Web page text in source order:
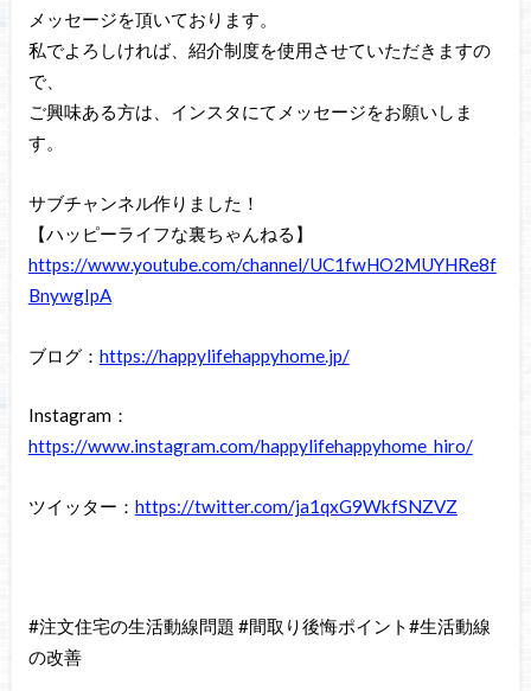
メッセージを頂いております。
私でよろしければ、紹介制度を使用させていただきますの
で、
ご興味ある方は、インスタにてメッセージをお願いしま
す。
サブチャンネル作りました！
【ハッピーライフな裏ちゃんねる】
https://www.youtube.com/channel/UC1fwHO2MUYHRe8f
BnywgIpA
ブログ： https://happylifehappyhome.jp/
Instagram：
https://www.instagram.com/happylifehappyhome_hiro/
ツイッター： https://twitter.com/ja1qxG9WkfSNZVZ
#注文住宅の生活動線問題 #間取り後悔ポイント#生活動線
の改善